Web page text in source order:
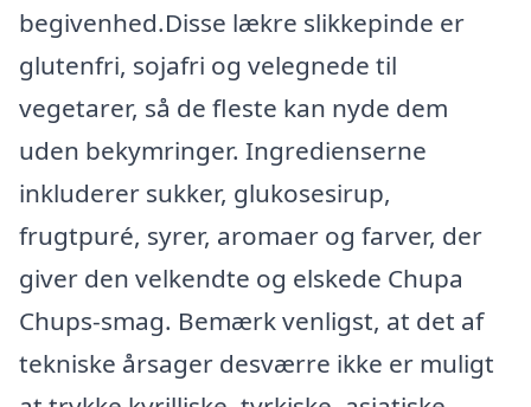
begivenhed.Disse lækre slikkepinde er
glutenfri, sojafri og velegnede til
vegetarer, så de fleste kan nyde dem
uden bekymringer. Ingredienserne
inkluderer sukker, glukosesirup,
frugtpuré, syrer, aromaer og farver, der
giver den velkendte og elskede Chupa
Chups-smag. Bemærk venligst, at det af
tekniske årsager desværre ikke er muligt